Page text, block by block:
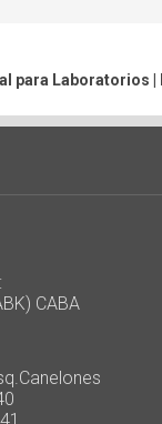
para Laboratorios |
CABA